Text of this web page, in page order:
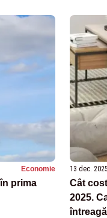
Economie
prima
13 dec.
Cât
2025.
întreagă